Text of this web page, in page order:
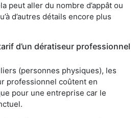
peut aller du nombre d’appât ou
d’autres détails encore plus
d’un dératiseur professionnel
(personnes physiques), les
professionnel coûtent en
pour une entreprise car le